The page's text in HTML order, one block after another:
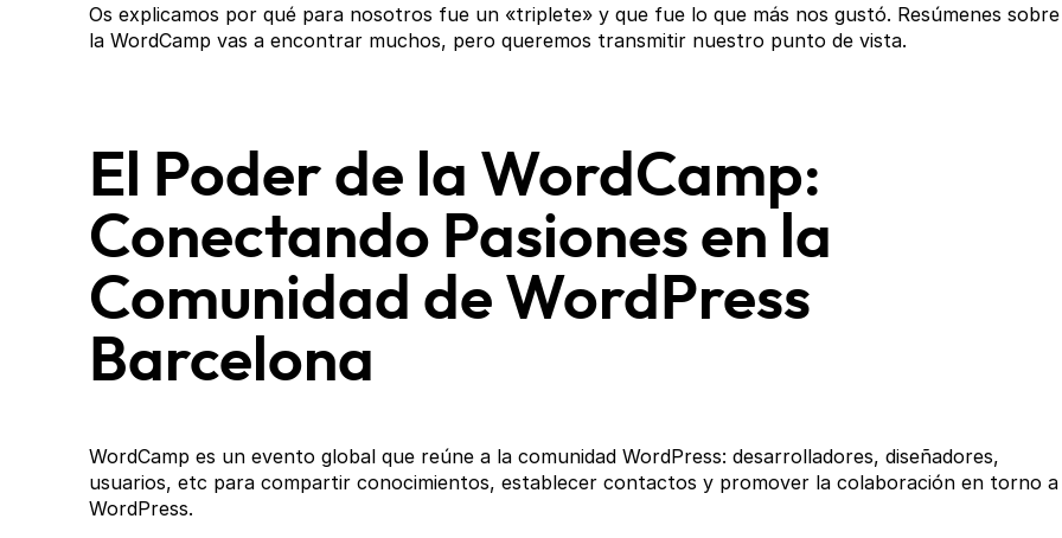
Os explicamos por qué para nosotros fue un «triplete» y que fue lo que más nos gustó. Resúmenes sobre
la WordCamp vas a encontrar muchos, pero queremos transmitir nuestro punto de vista.
El Poder de la WordCamp:
Conectando Pasiones en la
Comunidad de WordPress
Barcelona
WordCamp es un evento global que reúne a la comunidad WordPress: desarrolladores, diseñadores,
usuarios, etc para compartir conocimientos, establecer contactos y promover la colaboración en torno a
WordPress.